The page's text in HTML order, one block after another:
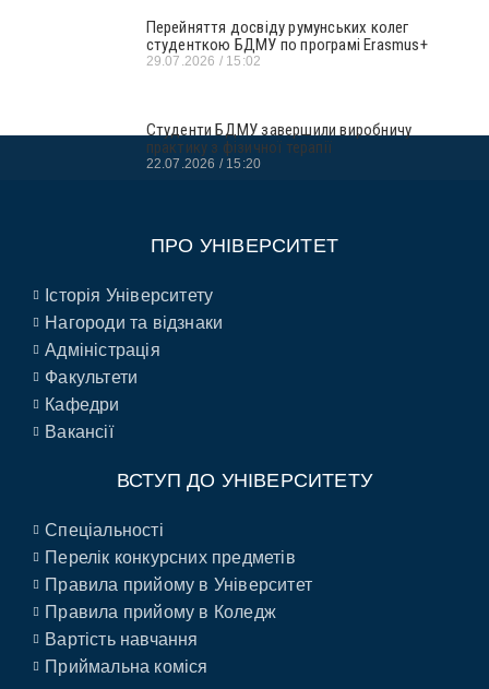
Перейняття досвіду румунських колег
студенткою БДМУ по програмі Erasmus+
29.07.2026 15:02
Студенти БДМУ завершили виробничу
практику з фізичної терапії
22.07.2026 15:20
ПРО УНІВЕРСИТЕТ
Історія Університету
Нагороди та відзнаки
Адміністрація
Факультети
Кафедри
Вакансії
ВСТУП ДО УНІВЕРСИТЕТУ
Спеціальності
Перелік конкурсних предметів
Правила прийому в Університет
Правила прийому в Коледж
Вартість навчання
Приймальна коміся